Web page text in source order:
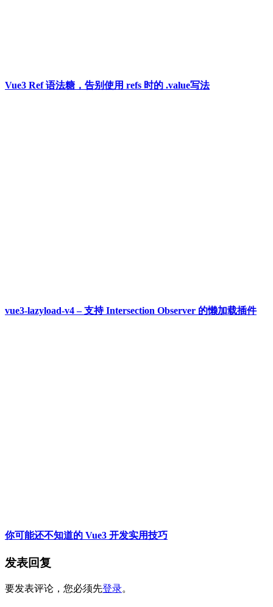
Vue3 Ref 语法糖，告别使用 refs 时的 .value写法
vue3-lazyload-v4 – 支持 Intersection Observer 的懒加载插件
你可能还不知道的 Vue3 开发实用技巧
发表回复
要发表评论，您必须先登录。